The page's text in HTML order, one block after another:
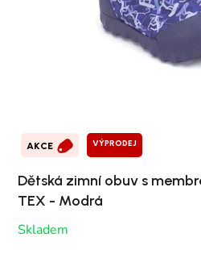
AKCE VÝPRODEJ
Dětská zimní obuv s
TEX - Modrá
Skladem